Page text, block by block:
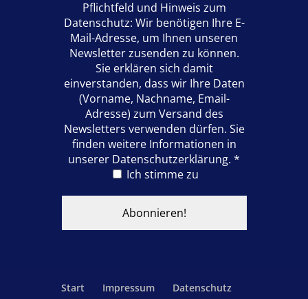
Pflichtfeld und Hinweis zum
Datenschutz: Wir benötigen Ihre E-
Mail-Adresse, um Ihnen unseren
Newsletter zusenden zu können.
Sie erklären sich damit
einverstanden, dass wir Ihre Daten
(Vorname, Nachname, Email-
Adresse) zum Versand des
Newsletters verwenden dürfen. Sie
finden weitere Informationen in
unserer Datenschutzerklärung. *
Ich stimme zu
Start Impressum Datenschutz